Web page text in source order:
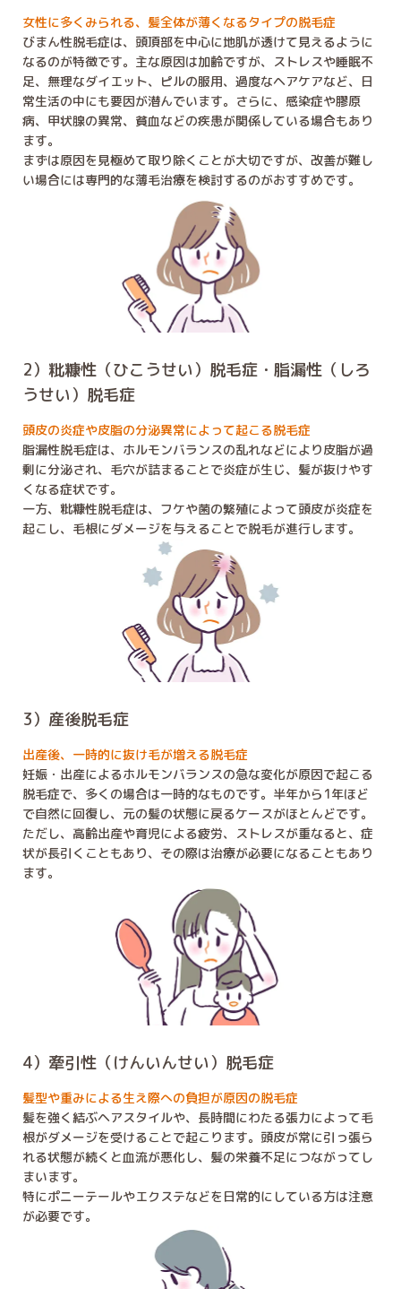
女性に多くみられる、髪全体が薄くなるタイプの脱毛症
びまん性脱毛症は、頭頂部を中心に地肌が透けて見えるように
なるのが特徴です。主な原因は加齢ですが、ストレスや睡眠不
足、無理なダイエット、ピルの服用、過度なヘアケアなど、日
常生活の中にも要因が潜んでいます。さらに、感染症や膠原
病、甲状腺の異常、貧血などの疾患が関係している場合もあり
ます。
まずは原因を見極めて取り除くことが大切ですが、改善が難し
い場合には専門的な薄毛治療を検討するのがおすすめです。
2）粃糠性（ひこうせい）脱毛症・脂漏性（しろ
うせい）脱毛症
頭皮の炎症や皮脂の分泌異常によって起こる脱毛症
脂漏性脱毛症は、ホルモンバランスの乱れなどにより皮脂が過
剰に分泌され、毛穴が詰まることで炎症が生じ、髪が抜けやす
くなる症状です。
一方、粃糠性脱毛症は、フケや菌の繁殖によって頭皮が炎症を
起こし、毛根にダメージを与えることで脱毛が進行します。
3）産後脱毛症
出産後、一時的に抜け毛が増える脱毛症
妊娠・出産によるホルモンバランスの急な変化が原因で起こる
脱毛症で、多くの場合は一時的なものです。半年から1年ほど
で自然に回復し、元の髪の状態に戻るケースがほとんどです。
ただし、高齢出産や育児による疲労、ストレスが重なると、症
状が長引くこともあり、その際は治療が必要になることもあり
ます。
4）牽引性（けんいんせい）脱毛症
髪型や重みによる生え際への負担が原因の脱毛症
髪を強く結ぶヘアスタイルや、長時間にわたる張力によって毛
根がダメージを受けることで起こります。頭皮が常に引っ張ら
れる状態が続くと血流が悪化し、髪の栄養不足につながってし
まいます。
特にポニーテールやエクステなどを日常的にしている方は注意
が必要です。